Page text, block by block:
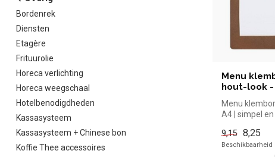
Bordenrek
Diensten
Etagère
Frituurolie
Horeca verlichting
Horeca weegschaal
Hotelbenodigdheden
Kassasysteem
Kassasysteem + Chinese bon
Koffie Thee accessoires
Menu
hout-look -
Menu
A4 | simpel
9,15 8,25
Beschikbaarheid